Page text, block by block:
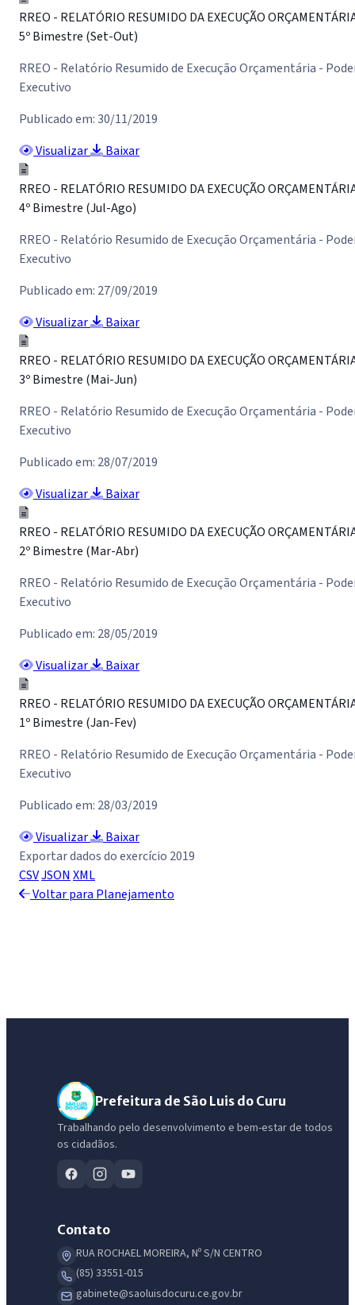
RREO - RELATÓRIO RESUMIDO DA EXECUÇÃO
5º Bimestre (Set-Out)
RREO - Relatório Resumido de Execução Orçamentária -
Executivo
Publicado em: 30/11/2019
Visualizar
Baixar
RREO - RELATÓRIO RESUMIDO DA EXECUÇÃO
4º Bimestre (Jul-Ago)
RREO - Relatório Resumido de Execução Orçamentária -
Executivo
Publicado em: 27/09/2019
Visualizar
Baixar
RREO - RELATÓRIO RESUMIDO DA EXECUÇÃO
3º Bimestre (Mai-Jun)
RREO - Relatório Resumido de Execução Orçamentária -
Executivo
Publicado em: 28/07/2019
Visualizar
Baixar
RREO - RELATÓRIO RESUMIDO DA EXECUÇÃO
2º Bimestre (Mar-Abr)
RREO - Relatório Resumido de Execução Orçamentária -
Executivo
Publicado em: 28/05/2019
Visualizar
Baixar
RREO - RELATÓRIO RESUMIDO DA EXECUÇÃO
1º Bimestre (Jan-Fev)
RREO - Relatório Resumido de Execução Orçamentária -
Executivo
Publicado em: 28/03/2019
Visualizar
Baixar
Exportar dados do exercício 2019
CSVJSON XML
Voltar para Planejamento
Prefeitura de São Luis do Curu
Trabalhando pelo desenvolvimento e bem-estar de todos
os cidadãos.
Contato
RUA ROCHAEL MOREIRA, Nº S/N CENTRO
(85) 33551-015
gabinete@saoluisdocuru.ce.gov.br